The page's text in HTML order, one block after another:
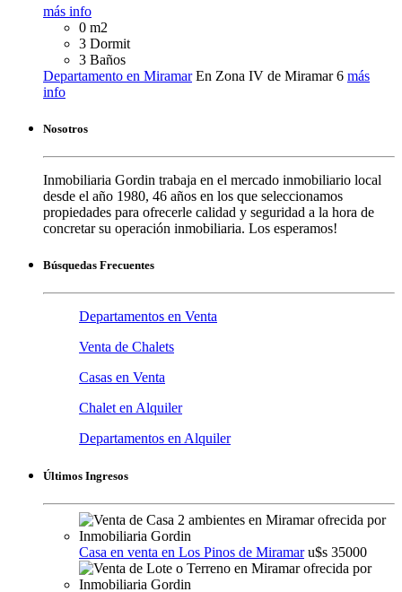
más info
0 m2
3 Dormit
3 Baños
Departamento en Miramar En Zona IV de Miramar 6 más
info
Nosotros
Inmobiliaria Gordin trabaja en el mercado inmobiliario local
desde el año 1980, 46 años en los que seleccionamos
propiedades para ofrecerle calidad y seguridad a la hora de
concretar su operación inmobiliaria. Los esperamos!
Búsquedas Frecuentes
Departamentos en Venta
Venta de Chalets
Casas en Venta
Chalet en Alquiler
Departamentos en Alquiler
Últimos Ingresos
Casa en venta en Los Pinos de Miramar u$s 35000